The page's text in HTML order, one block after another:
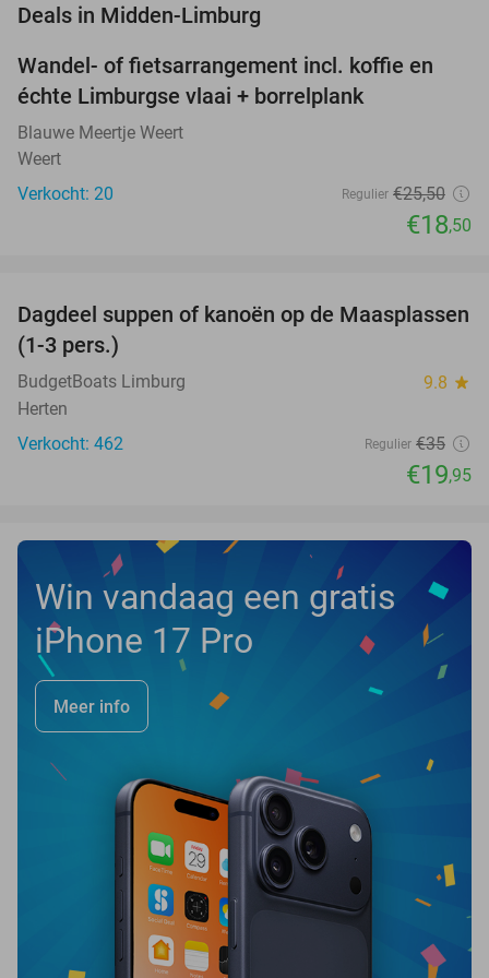
Deals in Midden-Limburg
27%
TODAY
Wandel- of fietsarrangement incl. koffie en
échte Limburgse vlaai + borrelplank
Blauwe Meertje Weert
Weert
Verkocht: 20
Regulier €25,50
€18,50
43%
Dagdeel suppen of kanoën op de Maasplassen
(1-3 pers.)
BudgetBoats Limburg 9.8 star
Herten
Verkocht: 462
Regulier €35
€19,95
Win vandaag een gratis
iPhone 17 Pro
Meer info